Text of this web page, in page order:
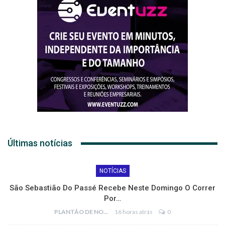
Últimas notícias
NOTÍCIAS
São Sebastião Do Passé Recebe Neste Domingo O Correr
Por…
PLANTÃO DE NOTÍCIAS 16 horas atrás 0